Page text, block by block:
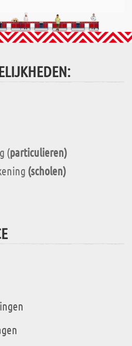
(particulieren)
(scholen)